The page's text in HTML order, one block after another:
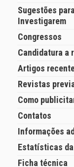
Sugestões
Investigarem
Congressos
Candidatura a
Artigos
Revistas
Como
Contatos
Informações
Estatísticas
Ficha técnica